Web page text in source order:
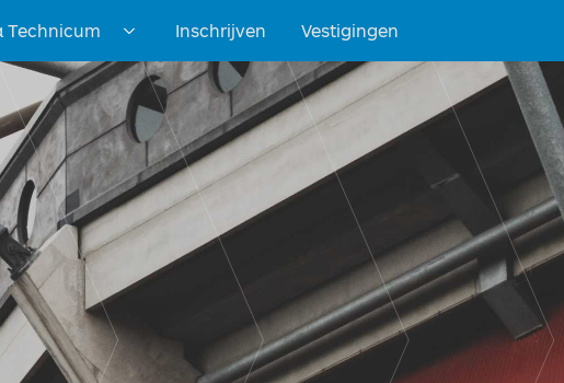
Technicum
Inschrijven Vestigingen